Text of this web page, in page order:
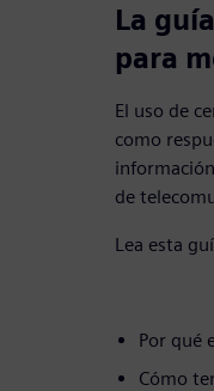
La
para
El uso de
como
de
Lea esta
Por qué
Cómo